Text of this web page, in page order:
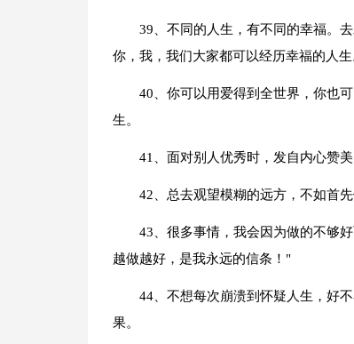
39、不同的人生，有不同的幸福。
你，我，我们大家都可以经历幸福的人生
40、你可以用爱得到全世界，你也
生。
41、面对别人优秀时，发自内心赞美
42、总去观望模糊的远方，不如首先
43、很多事情，我会因为做的不够
越做越好，是我永远的信条！"
44、不想每次崩溃到怀疑人生，好
果。